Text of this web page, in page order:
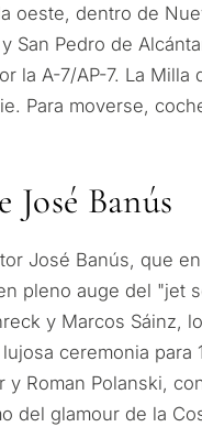
oeste, dentro de
San Pedro de
la A-7/AP-7. La
Para moverse,
Banús
José Banús, que
pleno auge del
y Marcos Sáinz,
ceremonia
y Roman Polanski,
del glamour de la
propiedad en
Primera o
Vender mi
← Atrás
Le interesa *
Al enviar,